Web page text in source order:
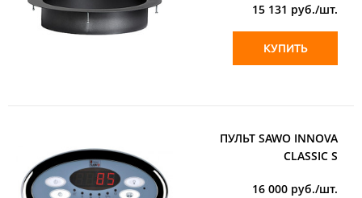
15 131 руб./шт.
КУПИТЬ
ПУЛЬТ SAWO INNOVA
CLASSIC S
16 000 руб./шт.